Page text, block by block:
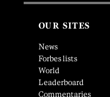
OUR SITES
News
Forbes lists
World
Leaderboard
Commentaries